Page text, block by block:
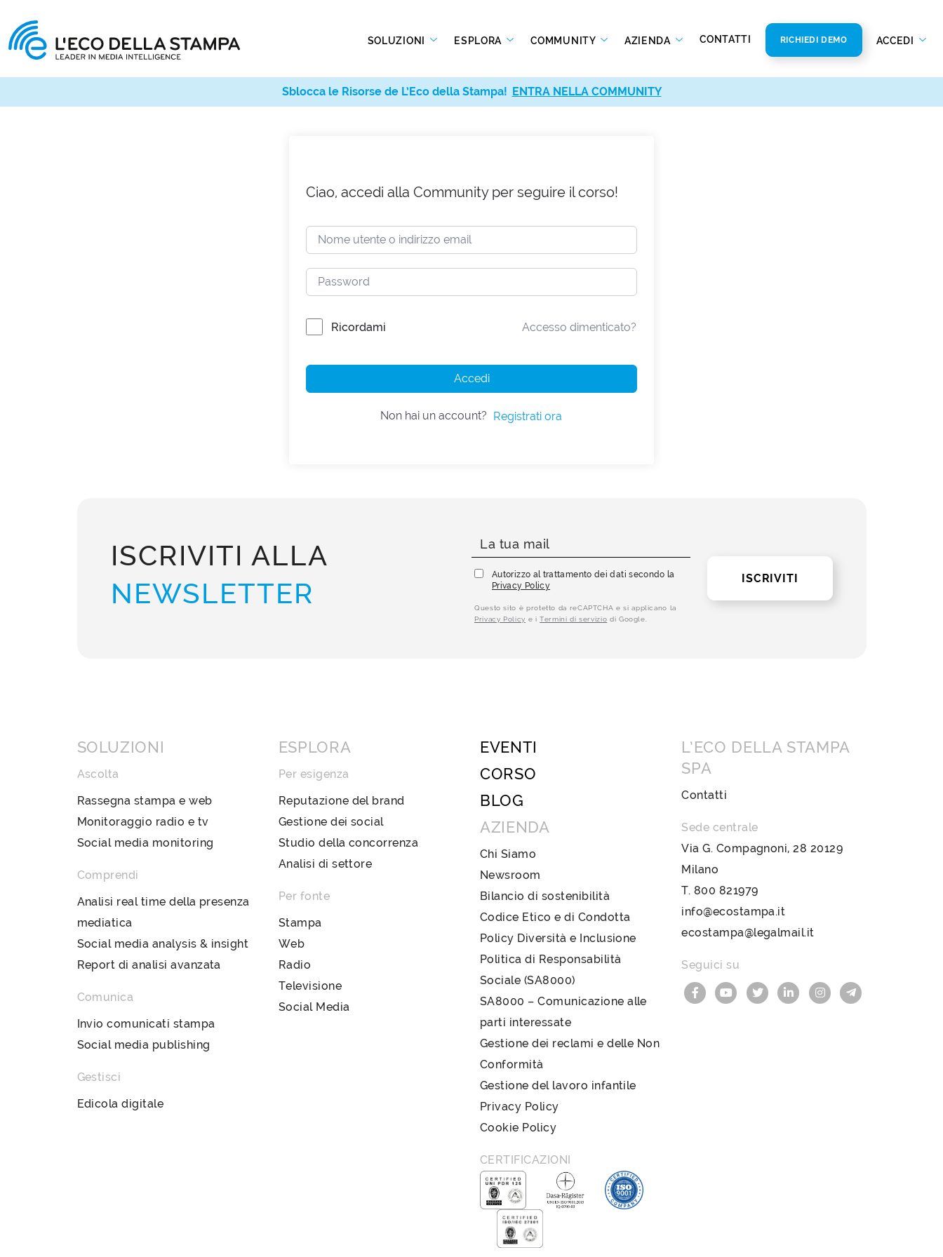
SOLUZIONI ESPLORA COMMUNITY AZIENDA CONTATTI RICHIEDI DEMO ACCEDI
Ciao, accedi alla Community per seguire il corso!
Ricordami Accesso dimenticato?
Accedi
Non hai un account? Registrati ora
ISCRIVITI ALLA
NEWSLETTER
Autorizzo al trattamento dei dati secondo la
Privacy Policy
Questo sito è protetto da reCAPTCHA e si applicano la
Privacy Policy e iTermini di servizio di Google.
ISCRIVITI
SOLUZIONI
Ascolta
Rassegna stampa e web
Monitoraggio radio e tv
Social media monitoring
Comprendi
Analisi real time della presenza
mediatica
Social media analysis & insight
Report di analisi avanzata
Comunica
Invio comunicati stampa
Social media publishing
Gestisci
Edicola digitale
ESPLORA
Per esigenza
Reputazione del brand
Gestione dei social
Studio della concorrenza
Analisi di settore
Per fonte
Stampa
Web
Radio
Televisione
Social Media
EVENTI
CORSO
BLOG
AZIENDA
Chi Siamo
Newsroom
Bilancio di sostenibilità
Codice Etico e di Condotta
Policy Diversità e Inclusione
Politica di Responsabilità
Sociale (SA8000)
SA8000 – Comunicazione alle
parti interessate
Gestione dei reclami e delle Non
Conformità
Gestione del lavoro infantile
Privacy Policy
Cookie Policy
CERTIFICAZIONI
L’ECO DELLA STAMPA
SPA
Contatti
Sede centrale
Via G. Compagnoni, 28 20129
Milano
T. 800 821979
info@ecostampa.it
ecostampa@legalmail.it
Seguici su
Sblocca le Risorse de L’Eco della Stampa! ENTRA NELLA COMMUNITY